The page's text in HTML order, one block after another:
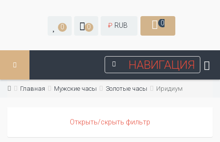
0 0 ₽ RUB 0
НАВИГАЦИЯ
Главная Мужские часы Золотые часы Иридиум
Открыть/скрыть фильтр